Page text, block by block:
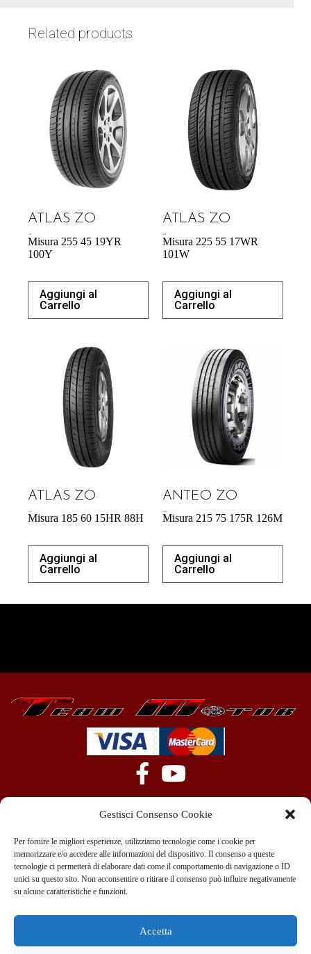
Gestisci Consenso Cookie
Per fornire le migliori esperienze, utilizziamo tecnologie come i cookie per
memorizzare e/o accedere alle informazioni del dispositivo. Il consenso a queste
tecnologie ci permetterà di elaborare dati come il comportamento di navigazione o ID
unici su questo sito. Non acconsentire o ritirare il consenso può influire negativamente
su alcune caratteristiche e funzioni.
Accetta
Related products
ATLAS ZO
Misura 255 45 19YR
100Y
Aggiungi al
Carrello
ATLAS ZO
Misura 225 55 17WR
101W
Aggiungi al
Carrello
ATLAS ZO
Misura 185 60 15HR 88H
Aggiungi al
Carrello
ANTEO ZO
Misura 215 75 175R 126M
Aggiungi al
Carrello
+39 351 970 89 33
info@teammotor.it